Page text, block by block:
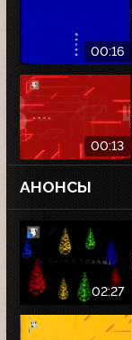
00:16
00:13
АНОНСЫ
02:27